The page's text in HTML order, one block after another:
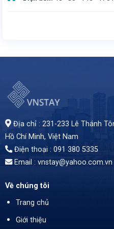
Địa chỉ : 231-233 Lê Thánh
Hồ Chí Minh, Việt Nam
Điện thoại : 091 380 5335
Email : vnstay@yahoo.com.vn
Về chúng tôi
Trang chủ
Giới thiệu